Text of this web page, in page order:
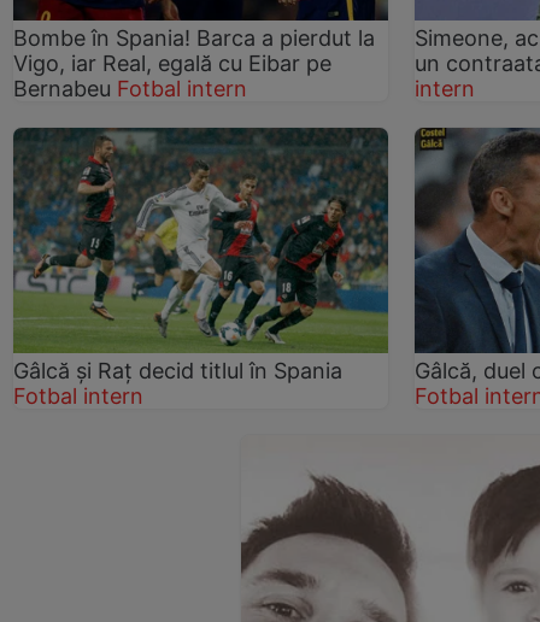
Bombe în Spania! Barca a pierdut la
Vigo, iar Real, egală cu Eibar pe
Bernabeu Fotbal intern
Simeone,
un
intern
Gâlcă şi Raţ decid titlul în Spania
Fotbal intern
Gâlcă, duel
Fotbal